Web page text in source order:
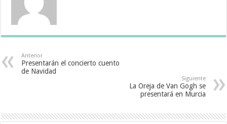
Anterior
Presentarán el concierto cuento
de Navidad
Siguiente
La Oreja de Van Gogh se
presentará en Murcia